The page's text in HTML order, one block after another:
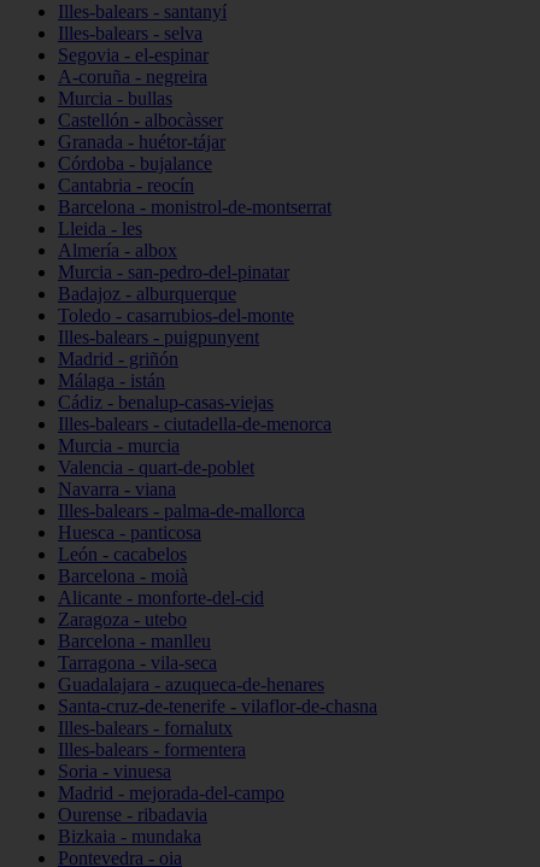
Illes-balears - santanyí
Illes-balears - selva
Segovia - el-espinar
A-coruña - negreira
Murcia - bullas
Castellón - albocàsser
Granada - huétor-tájar
Córdoba - bujalance
Cantabria - reocín
Barcelona - monistrol-de-montserrat
Lleida - les
Almería - albox
Murcia - san-pedro-del-pinatar
Badajoz - alburquerque
Toledo - casarrubios-del-monte
Illes-balears - puigpunyent
Madrid - griñón
Málaga - istán
Cádiz - benalup-casas-viejas
Illes-balears - ciutadella-de-menorca
Murcia - murcia
Valencia - quart-de-poblet
Navarra - viana
Illes-balears - palma-de-mallorca
Huesca - panticosa
León - cacabelos
Barcelona - moià
Alicante - monforte-del-cid
Zaragoza - utebo
Barcelona - manlleu
Tarragona - vila-seca
Guadalajara - azuqueca-de-henares
Santa-cruz-de-tenerife - vilaflor-de-chasna
Illes-balears - fornalutx
Illes-balears - formentera
Soria - vinuesa
Madrid - mejorada-del-campo
Ourense - ribadavia
Bizkaia - mundaka
Pontevedra - oia